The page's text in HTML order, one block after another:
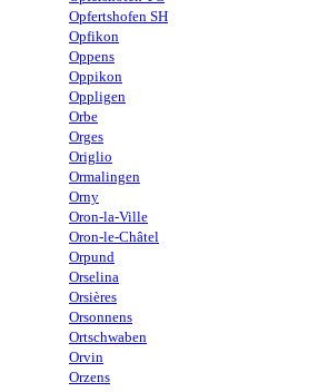
Opfertshofen SH
Opfikon
Oppens
Oppikon
Oppligen
Orbe
Orges
Origlio
Ormalingen
Orny
Oron-la-Ville
Oron-le-Châtel
Orpund
Orselina
Orsières
Orsonnens
Ortschwaben
Orvin
Orzens